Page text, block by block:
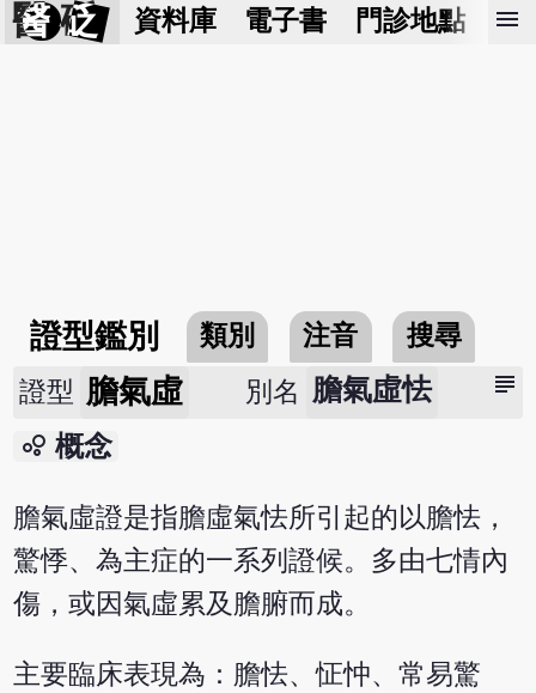
醫 砭 資料庫 電子書 門診地點 預
menu
證型鑑別 類別 注音 搜尋
subject
證型 膽氣虛 別名 膽氣虛怯
bubble_chart 概念
膽氣虛證是指膽虛氣怯所引起的以膽怯，
驚悸、為主症的一系列證候。多由七情內
傷，或因氣虛累及膽腑而成。
主要臨床表現為：膽怯、怔忡、常易驚